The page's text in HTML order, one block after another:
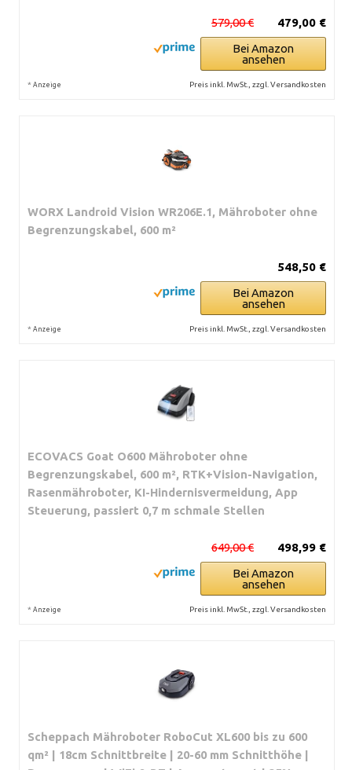
479,00 €
579,00 €
Bei Amazon
ansehen
* Anzeige Preis inkl. MwSt., zzgl. Versandkosten
WORX Landroid Vision WR206E.1, Mähroboter ohne
Begrenzungskabel, 600 m²
548,50 €
Bei Amazon
ansehen
* Anzeige Preis inkl. MwSt., zzgl. Versandkosten
ECOVACS Goat O600 Mähroboter ohne
Begrenzungskabel, 600 m², RTK+Vision-Navigation,
Rasenmähroboter, KI-Hindernisvermeidung, App
Steuerung, passiert 0,7 m schmale Stellen
498,99 €
649,00 €
Bei Amazon
ansehen
* Anzeige Preis inkl. MwSt., zzgl. Versandkosten
Scheppach Mähroboter RoboCut XL600 bis zu 600
qm² | 18cm Schnittbreite | 20-60 mm Schnitthöhe |